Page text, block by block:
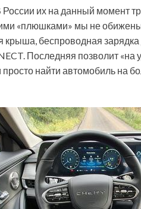
России их на данный момент
«плюшками» мы не
крыша, беспроводная
Последняя позволит «на
просто найти автомобиль на